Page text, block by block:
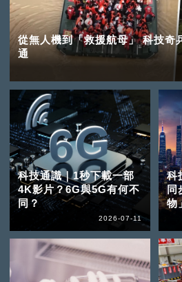
從無人機到「救援航母」 科技奇
通
科技通識｜1秒下載一部
4K影片？6G與5G有何不
同？
2026-07-11
科
同
物